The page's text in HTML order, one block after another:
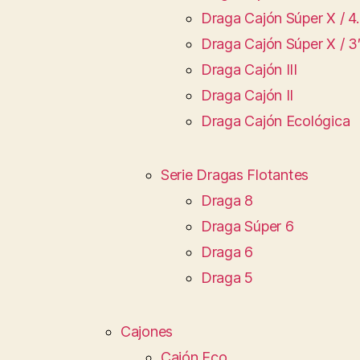
Draga Cajón Súper X /
Draga Cajón Súper X /
Draga Cajón III
Draga Cajón II
Draga Cajón Ecológica
Serie Dragas Flotantes
Draga 8
Draga Súper 6
Draga 6
Draga 5
Cajones